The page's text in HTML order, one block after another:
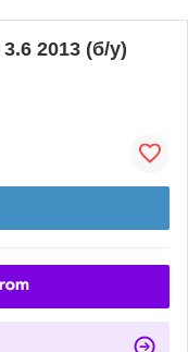
2013 (б/у)